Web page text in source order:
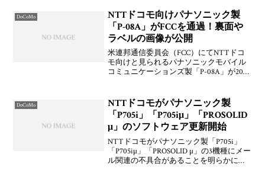
様。ということで，も
DoCoMo
NTTドコモ向けパナソニック製
「P-08A」がFCCを通過！裏面や
ラベルの画像が公開
米連邦通信委員会（FCC）にてNTTドコ
モ向けと見られるパナソニックモバイル
コミュニケーションズ製「P-08A」が2009
公開されていますよ。Bluetoothや
DoCoMo
NTTドコモがパナソニック製
「P705i」「P705iμ」「PROSOLID
μ」のソフトウェア更新開始
NTTドコモがパナソニック製「P705i」
「P705iμ」「PROSOLID μ」の3機種にメー
ル関連の不具合があることを明らかに